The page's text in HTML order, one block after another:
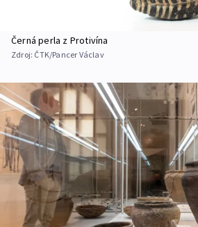
Černá perla z Protivína
Zdroj: ČTK/Pancer Václav